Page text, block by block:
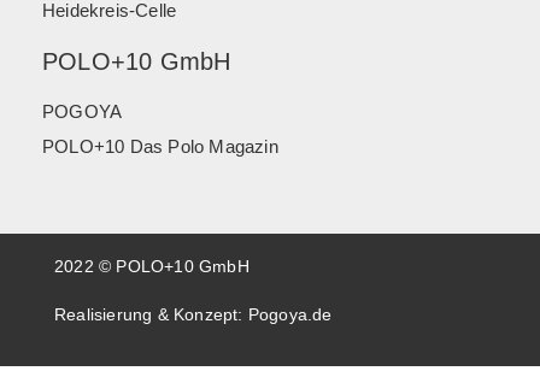
Heidekreis-Celle
POLO+10 GmbH
POGOYA
POLO+10 Das Polo Magazin
2022 © POLO+10 GmbH
Realisierung & Konzept: Pogoya.de